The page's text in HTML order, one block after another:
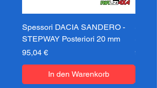
Spessori DACIA SANDERO -
STEPWAY Posteriori 20 mm
Preis
95,04 €
In den Warenkorb
Preis
95,04 €